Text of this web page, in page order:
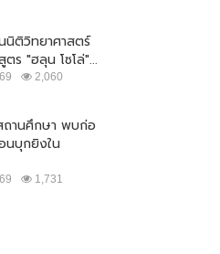
นิติวิทยาศาสตร์
ร "ฮลุน โซโล่"...
2,060
ถานศึกษา พบก่อ
นบุกยิงใน
1,731